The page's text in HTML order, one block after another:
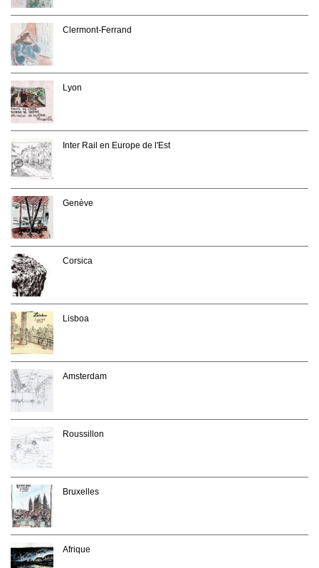
Clermont-Ferrand
Lyon
Inter Rail en Europe de l'Est
Genève
Corsica
Lisboa
Amsterdam
Roussillon
Bruxelles
Afrique